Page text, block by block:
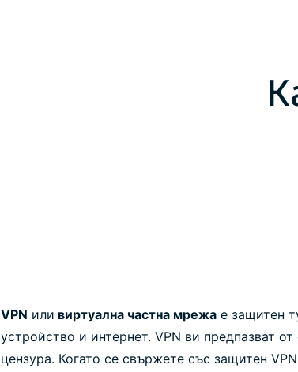
VPN или виртуална частна мрежа е защитен
устройство и интернет. VPN ви предпазват
цензура. Когато се свържете със защитен